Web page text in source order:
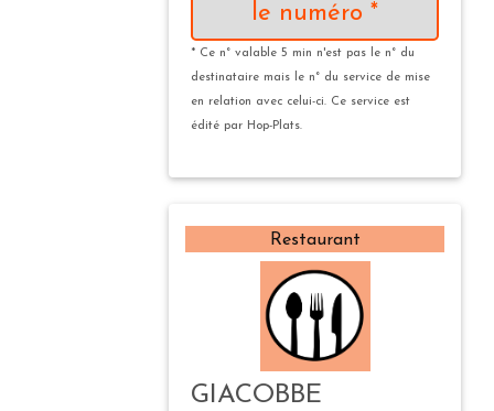
le numéro *
* Ce n° valable 5 min n'est pas le n° du
destinataire mais le n° du service de mise
en relation avec celui-ci. Ce service est
édité par Hop-Plats.
Restaurant
GIACOBBE